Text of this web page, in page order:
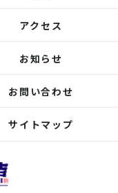
アクセス
お知らせ
お問い合わせ
サイトマップ